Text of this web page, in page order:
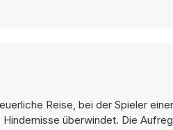
Reise, bei der Spieler
überwindet. Die